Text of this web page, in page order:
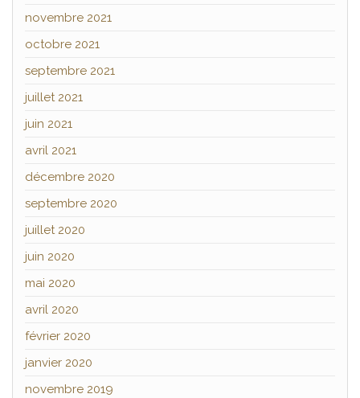
novembre 2021
octobre 2021
septembre 2021
juillet 2021
juin 2021
avril 2021
décembre 2020
septembre 2020
juillet 2020
juin 2020
mai 2020
avril 2020
février 2020
janvier 2020
novembre 2019